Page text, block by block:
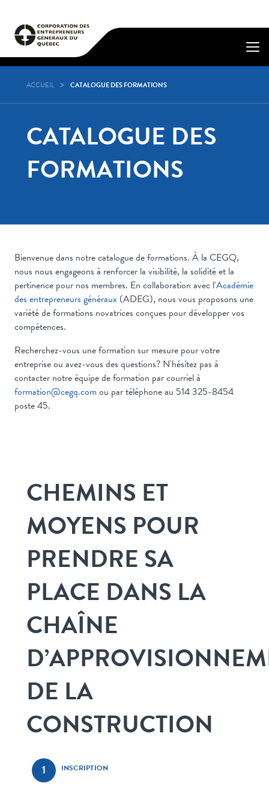
ACCUEIL CATALOGUE DES FORMATIONS
CATALOGUE DES
FORMATIONS
Bienvenue dans notre catalogue de formations. À la CEGQ,
nous nous engageons à renforcer la visibilité, la solidité et la
pertinence pour nos membres. En collaboration avec l'Académie
des entrepreneurs généraux (ADEG), nous vous proposons une
variété de formations novatrices conçues pour développer vos
compétences.
Recherchez-vous une formation sur mesure pour votre
entreprise ou avez-vous des questions? N'hésitez pas à
contacter notre équipe de formation par courriel à
formation@cegq.comou par téléphone au 514 325-8454
poste 45.
CHEMINS ET
MOYENS POUR
PRENDRE SA
PLACE DANS LA
CHAÎNE
DE LA
CONSTRUCTION
INSCRIPTION